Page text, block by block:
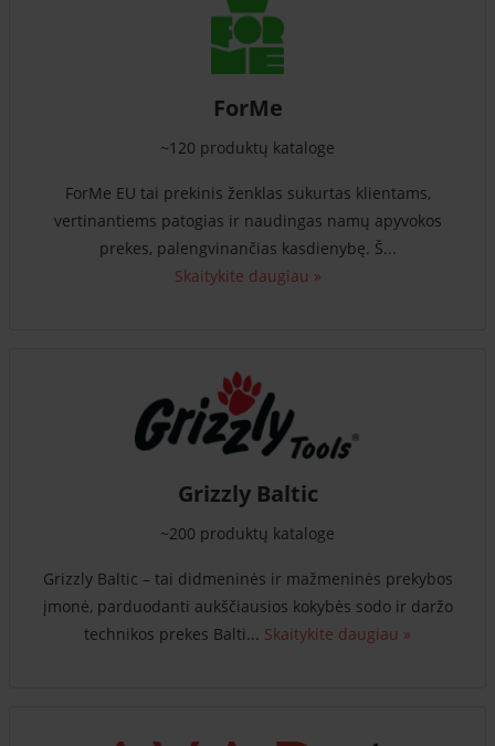
ForMe
~120 produktų kataloge
ForMe EU tai prekinis ženklas sukurtas klientams,
vertinantiems patogias ir naudingas namų apyvokos
prekes, palengvinančias kasdienybę. Š...
Skaitykite daugiau »
Grizzly Baltic
~200 produktų kataloge
Grizzly Baltic – tai didmeninės ir mažmeninės prekybos
įmonė, parduodanti aukščiausios kokybės sodo ir daržo
technikos prekes Balti... Skaitykite daugiau »